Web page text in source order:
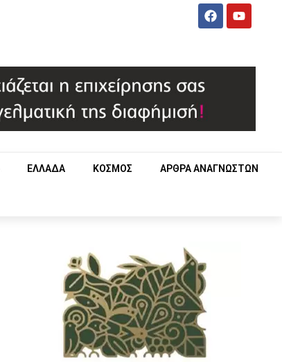
ΕΛΛΑΔΑ ΚΟΣΜΟΣ ΑΡΘΡΑ ΑΝΑΓΝΩΣΤΩΝ